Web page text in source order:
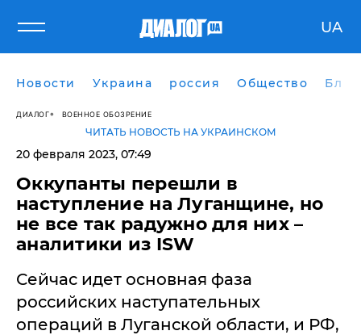
UA
Новости Украина россия Общество
ДИАЛОГ ВОЕННОЕ ОБОЗРЕНИЕ
ЧИТАТЬ НОВОСТЬ НА УКРАИНСКОМ
20 февраля 2023, 07:49
​Оккупанты перешли в
наступление на Луганщине, но
не все так радужно для них –
аналитики из ISW
Сейчас идет основная фаза
российских наступательных
операций в Луганской области, и РФ,